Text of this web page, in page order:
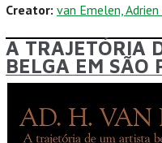
Creator: van Emelen,
A TRAJETÓRIA
BELGA EM SÃO